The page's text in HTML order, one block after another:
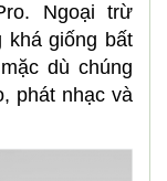
Ngoại trừ
khá giống bất
dù chúng
phát nhạc và